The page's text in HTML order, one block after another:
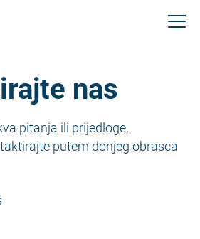
nas
pitanja ili prijedloge,
putem donjeg obrasca